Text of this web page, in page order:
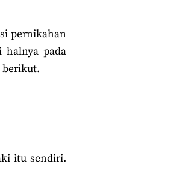
pernikahan
halnya pada
berikut.
itu sendiri.